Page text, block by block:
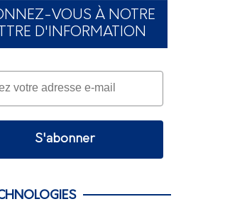
VOUS À NOTRE
D'INFORMATION
S'abonner